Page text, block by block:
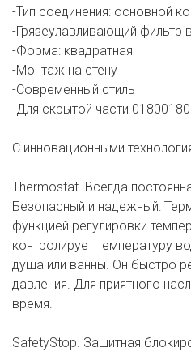
-Тип соединения: основной
-Грязеулавливающий фильтр
-Форма: квадратная
-Монтаж на стену
-Современный стиль
-Для скрытой части
С инновационными
Thermostat. Всегда
Безопасный и надежный:
функцией регулировки
контролирует температуру
душа или ванны. Он быстро
давления. Для приятного
время.
SafetyStop. Защитная